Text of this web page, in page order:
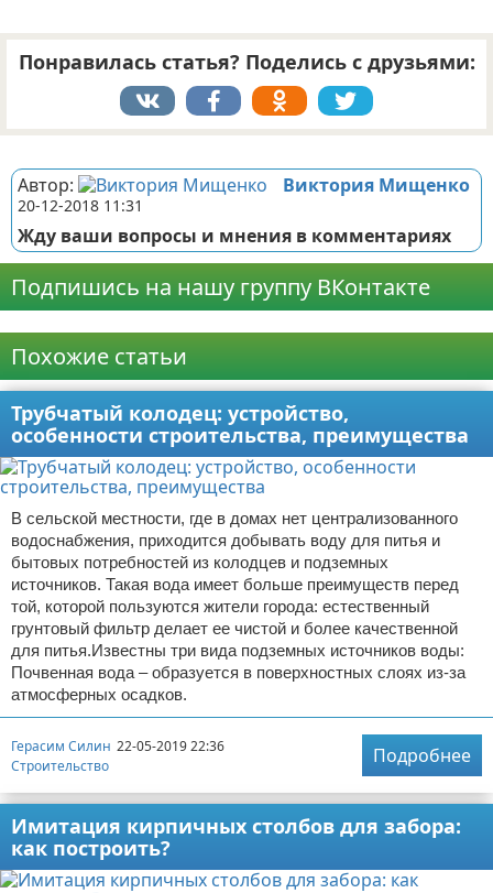
Понравилась статья? Поделись с друзьями:
Автор: Виктория Мищенко
20-12-2018 11:31
Жду ваши вопросы и мнения в комментариях
Подпишись на нашу группу ВКонтакте
Похожие статьи
Трубчатый колодец: устройство,
особенности строительства, преимущества
В сельской местности, где в домах нет централизованного
водоснабжения, приходится добывать воду для питья и
бытовых потребностей из колодцев и подземных
источников. Такая вода имеет больше преимуществ перед
той, которой пользуются жители города: естественный
грунтовый фильтр делает ее чистой и более качественной
для питья.Известны три вида подземных источников воды:
Почвенная вода – образуется в поверхностных слоях из-за
атмосферных осадков.
Герасим Силин 22-05-2019 22:36
Строительство
Подробнее
Имитация кирпичных столбов для забора:
как построить?